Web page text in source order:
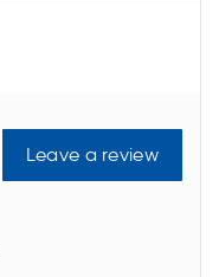
Leave a review